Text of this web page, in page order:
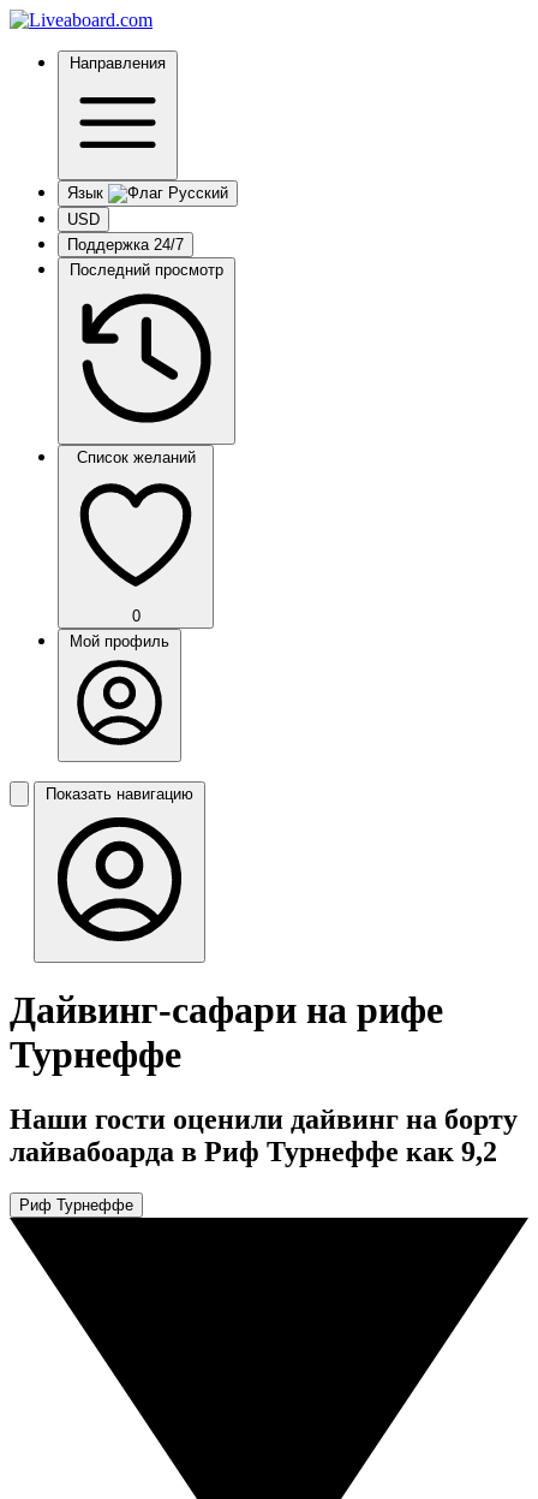
Направления
Язык
USD
Поддержка 24/7
Последний просмотр
Список желаний
0
Мой профиль
Показать навигацию
Дайвинг-сафари на рифе
Турнеффе
Наши гости оценили дайвинг на борту
лайвабоарда в Риф Турнеффе как 9,2
Риф Турнеффе